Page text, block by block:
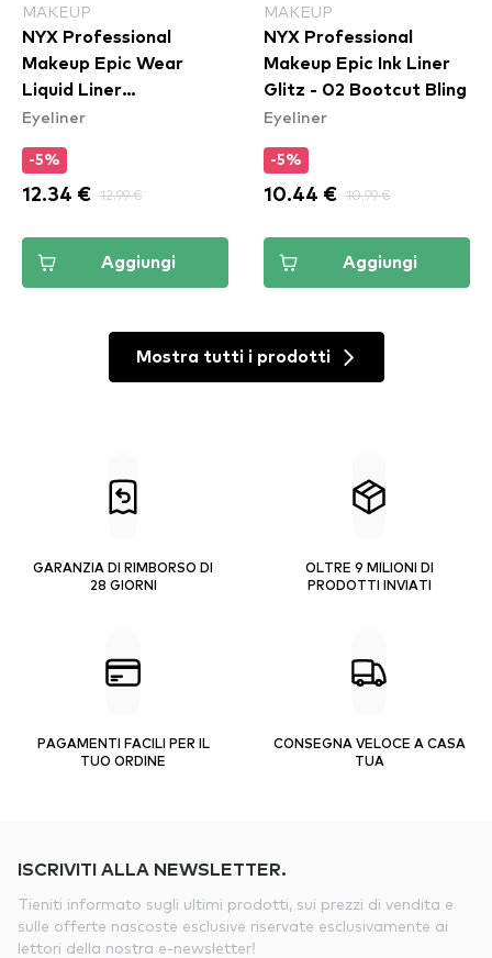
MAKEUP
NYX Professional
Makeup Epic Wear
Liquid Liner
Waterproof - White
Eyeliner
-5%
12.34 € 12.99 €
Aggiungi
MAKEUP
NYX Professional
Makeup Epic Ink Liner
Glitz - 02 Bootcut Bling
Eyeliner
-5%
10.44 € 10.99 €
Aggiungi
Mostra tutti i prodotti
GARANZIA DI RIMBORSO DI
28 GIORNI
OLTRE 9 MILIONI DI
PRODOTTI INVIATI
PAGAMENTI FACILI PER IL
TUO ORDINE
CONSEGNA VELOCE A CASA
TUA
ISCRIVITI ALLA NEWSLETTER.
Tieniti informato sugli ultimi prodotti, sui prezzi di vendita e
sulle offerte nascoste esclusive riservate esclusivamente ai
lettori della nostra e-newsletter!